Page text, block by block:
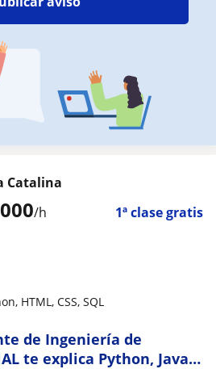
/h 1ª clase gratis
Catalina
HTML, CSS, SQL
de Ingeniería de
te explica Python, Java,